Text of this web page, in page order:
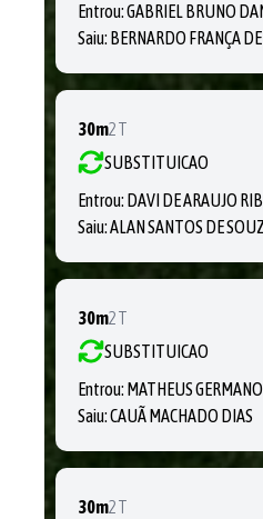
Entrou:GABRIEL BRUNO
Saiu: BERNARDO FRANÇA
30m2T
SUBSTITUICAO
Entrou: DAVI DE ARAUJO
Saiu:ALAN SANTOS DE
30m2T
SUBSTITUICAO
Entrou: MATHEUS
Saiu:CAUÃ MACHADO DIAS
30m2T